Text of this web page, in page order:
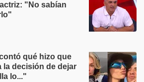
"No sabían
qué hizo que
la decisión de dejar
lo..."